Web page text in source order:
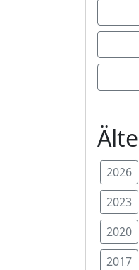
2026
2023
2020
2017